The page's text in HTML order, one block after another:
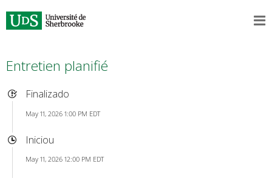
Entretien planifié
Finalizado
May 11, 2026 1:00 PM EDT
Iniciou
May 11, 2026 12:00 PM EDT